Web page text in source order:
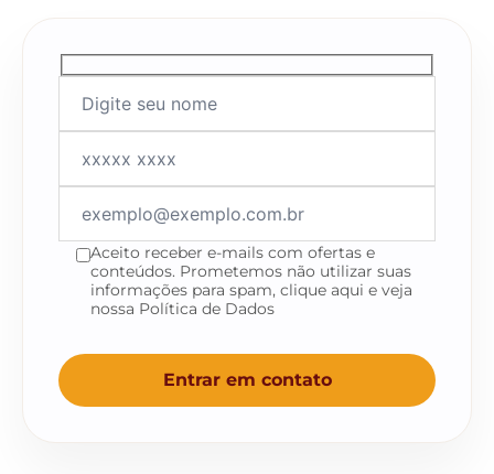
Aceito receber e-mails com ofertas e
conteúdos. Prometemos não utilizar suas
informações para spam, clique aqui e veja
nossa Política de Dados